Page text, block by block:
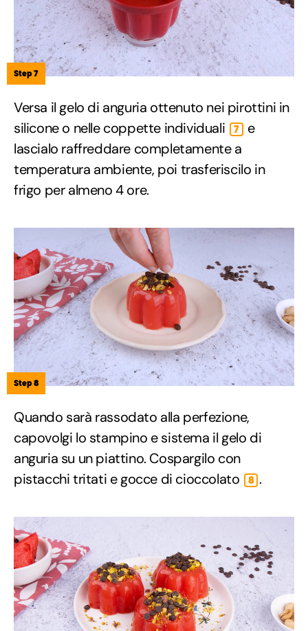
Step 7
Versa il gelo di anguria ottenuto nei pirottini in
silicone o nelle coppette individuali
7
e
lascialo raffreddare completamente a
temperatura ambiente, poi trasferiscilo in
frigo per almeno 4 ore.
Step 8
Quando sarà rassodato alla perfezione,
capovolgi lo stampino e sistema il gelo di
anguria su un piattino. Cospargilo con
pistacchi tritati e gocce di cioccolato
8 .